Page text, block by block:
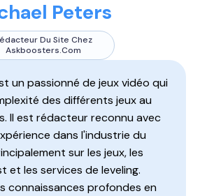
Peters
Du Site Chez
Askboosters.com
un passionné de jeux vidéo qui
des différents jeux au
Il est rédacteur reconnu avec
dans l'industrie du
sur les jeux, les
et les services de leveling.
connaissances profondes en